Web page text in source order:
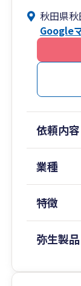
税理士事務
北都銀行
策金融公
帳・領収
いそがし
ださい。
No.1（提
・元飲食店
円)のコン
（3刷））
・30代若手
・国税OB
秋田県
Google
依頼内容
業種
特徴
弥生製品